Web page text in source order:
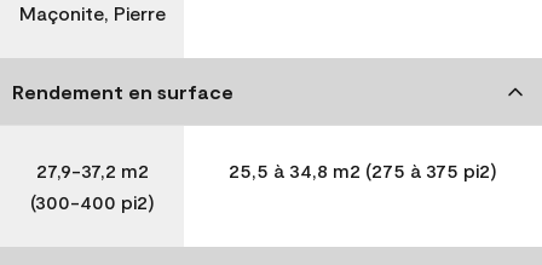
Maçonite, Pierre
Rendement en surface
27,9-37,2 m2
(300-400 pi2)
25,5 à 34,8 m2 (275 à 375 pi2)